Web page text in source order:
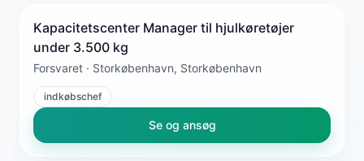
Kapacitetscenter Manager til hjulkøretøjer
under 3.500 kg
Forsvaret · Storkøbenhavn, Storkøbenhavn
indkøbschef
Se og ansøg